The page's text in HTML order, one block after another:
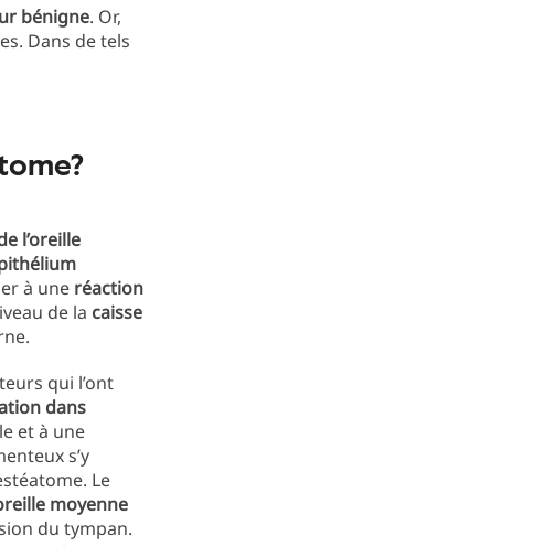
bénigne. Or,
Dans de tels
l’oreille
à une réaction
de la caisse
qui l’ont
dans
et à une
s’y
Le
moyenne
du tympan.